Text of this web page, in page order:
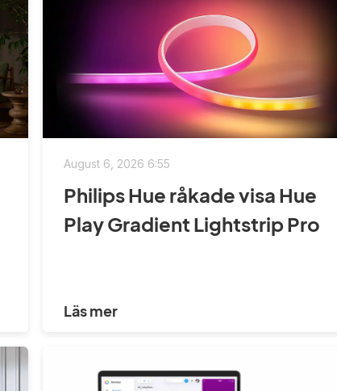
August 6, 2026 6:55
Philips Hue råkade visa Hue
Play Gradient Lightstrip Pro
Läs mer